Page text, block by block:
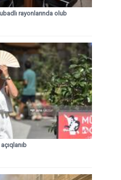
rayonlarında olub